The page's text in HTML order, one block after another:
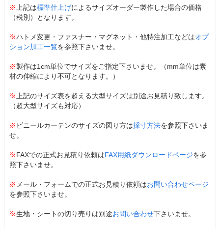
※ 上記は標準仕上げによるサイズオーダー製作した場合の価格
（税別）となります。
※ハトメ変更・ファスナー・マグネット・他特注加工などはオプ
ション加工一覧を参照下さいませ。
※製作は1cm単位でサイズをご指定下さいませ。（mm単位は素
材の伸縮により不可となります。）
※ 上記のサイズ表を超える大型サイズは別途お見積り致します。
（超大型サイズも対応）
※ ビニールカーテンのサイズの図り方は採寸方法を参照下さいま
せ。
※FAXでの正式お見積り依頼はFAX用紙ダウンロードページを参
照下さいませ。
※ メール・フォームでの正式お見積り依頼はお問い合わせページ
を参照下さいませ。
※生地・シートの切り売りは別途お問い合わせ下さいませ。